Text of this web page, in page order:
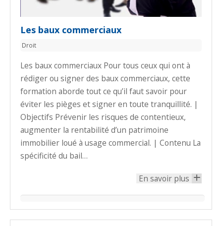
Les baux commerciaux
Droit
Les baux commerciaux Pour tous ceux qui ont à
rédiger ou signer des baux commerciaux, cette
formation aborde tout ce qu’il faut savoir pour
éviter les pièges et signer en toute tranquillité. |
Objectifs Prévenir les risques de contentieux,
augmenter la rentabilité d’un patrimoine
immobilier loué à usage commercial. | Contenu La
spécificité du bail…
En savoir plus +